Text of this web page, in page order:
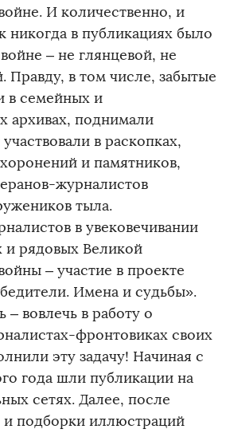
И количественно, и
никогда в публикациях было
– не глянцевой, не
Правду, в том числе, забытые
в семейных и
архивах, поднимали
в раскопках,
и памятников,
журналистов
тыла.
в увековечивании
и рядовых Великой
– участие в проекте
Имена и судьбы».
вовлечь в работу о
фронтовиках своих
эту задачу! Начиная с
года шли публикации на
сетях. Далее, после
и подборки иллюстраций